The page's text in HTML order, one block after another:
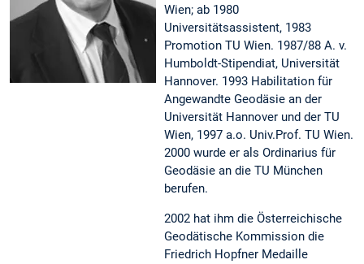
Wien; ab 1980
Universitätsassistent, 1983
Promotion TU Wien. 1987/88 A. v.
Humboldt-Stipendiat, Universität
Hannover. 1993 Habilitation für
Angewandte Geodäsie an der
Universität Hannover und der TU
Wien, 1997 a.o. Univ.Prof. TU Wien.
2000 wurde er als Ordinarius für
Geodäsie an die TU München
berufen.
2002 hat ihm die Österreichische
Geodätische Kommission die
Friedrich Hopfner Medaille